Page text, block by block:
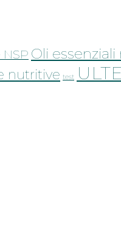
Oli
nutritive test